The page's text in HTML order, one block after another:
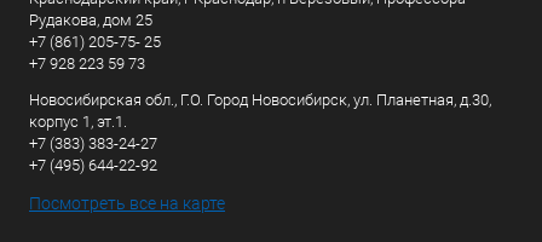
Рудакова, дом 25
+7 (861) 205-75- 25
+7 928 223 59 73
Новосибирская обл., Г.О. Город Новосибирск, ул. Планетная, д.30,
корпус 1, эт.1.
+7 (383) 383-24-27
+7 (495) 644-22-92
Посмотреть все на карте